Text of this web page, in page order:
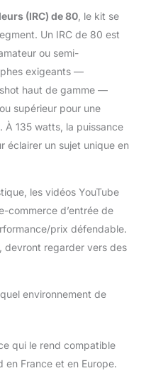
de prise de
Easy to Carry
】Le photo
kit eclairage
et plié. Le trépied
raccourci en
et dispose
de transport
produits,n'hésitez
nous contacter si
avez des
(IRC) de 80 , le kit se
Un IRC de 80 est
ou semi-
exigeants —
haut de gamme —
supérieur pour une
À 135 watts, la puissance
éclairer un sujet unique en
les vidéos YouTube
commerce d’entrée de
prix défendable.
devront regarder vers des
environnement de
ce qui le rend compatible
France et en Europe.